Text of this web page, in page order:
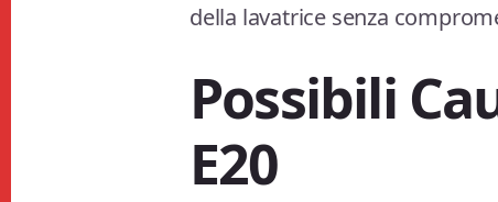
della lavatrice senza
Possibili
E20